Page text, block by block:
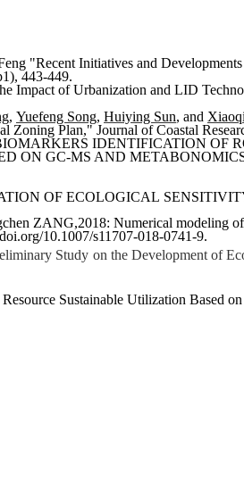
"Recent Initiatives and
443-449.
Impact of Urbanization and LID
, Yuefeng Song, Huiying Sun, and
Plan," Journal of Coastal
IDENTIFICATION OF
ON GC-MS AND
OF ECOLOGICAL
ZANG,2018: Numerical modeling of
10.1007/s11707-018-0741-9.
Study on the Development of
Sustainable Utilization Based